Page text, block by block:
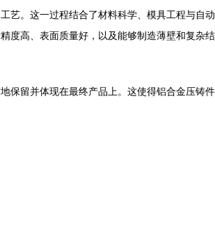
。这一过程结合了材料科学、模具工程与自动
度高、表面质量好，以及能够制造薄壁和复杂
保留并体现在最终产品上。这使得铝合金压铸